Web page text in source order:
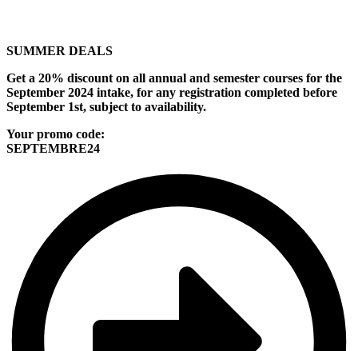
SUMMER DEALS
Get a 20% discount on all annual and semester courses for the
September 2024 intake, for any registration completed before
September 1st, subject to availability.
Your promo code:
SEPTEMBRE24